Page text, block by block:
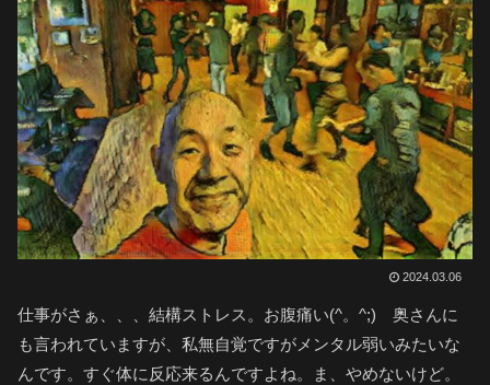
2024.03.06
仕事がさぁ、、、結構ストレス。お腹痛い(^。^;) 奥さんに
も言われていますが、私無自覚ですがメンタル弱いみたいな
んです。すぐ体に反応来るんですよね。ま、やめないけど。